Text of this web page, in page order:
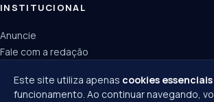
INSTITUCIONAL
Anuncie
Fale com a redação
Este site utiliza apenas cookies essenciais
funcionamento. Ao continuar navegando,